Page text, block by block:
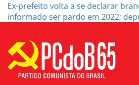
Ex-prefeito volta a se declarar
informado ser pardo em 2022;